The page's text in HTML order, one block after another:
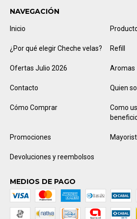
NAVEGACIÓN
Inicio
¿Por qué elegir Cheche velas? Refill
Ofertas Julio 2026 Aromas
Contacto Quien
Cómo Comprar
Como
Promociones
Devoluciones y reembolsos
MEDIOS DE PAGO